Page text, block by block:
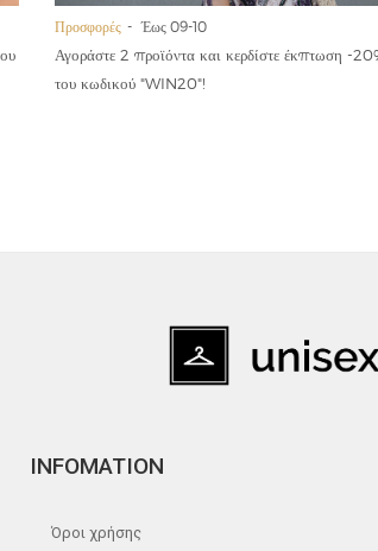
Προσφορές Έως 09-10
Αγοράστε 2 προϊόντα και κερδίστε έκπτωση -
του κωδικού "WIN20"!
INFOMATION
Όροι χρήσης